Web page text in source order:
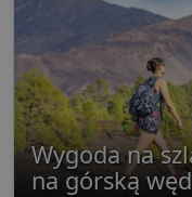
Wygoda na
na górską